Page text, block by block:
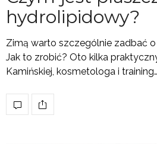
hydrolipidowy?
Zimą warto szczególnie zadbać
Jak to zrobić? Oto kilka
Kamińskiej, kosmetologa i training…